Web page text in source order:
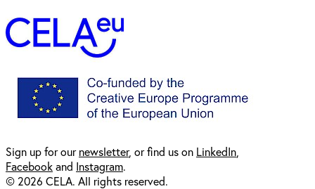
Sign up for ournewsletter, or find us on LinkedIn
Facebookand Instagram.
© 2026 CELA. All rights reserved.